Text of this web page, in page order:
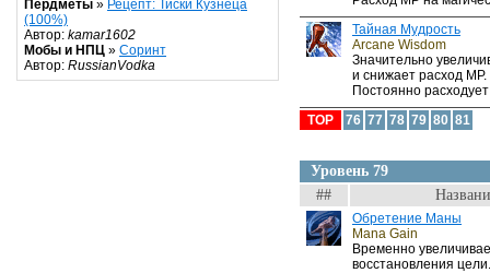
Пердметы » Рецепт: Тиски Кузнеца
(100%)
Автор: kamar1602
Мобы и НПЦ » Соринт
Автор: RussianVodka
Тайная Мудрость
Arcane Wisdom
Значительно
и снижает расход
Постоянно расходует
TOP
76 77 78 79 80 81
Уровень 79
##
Обретение Маны
Mana Gain
Временно
восстановления цели.